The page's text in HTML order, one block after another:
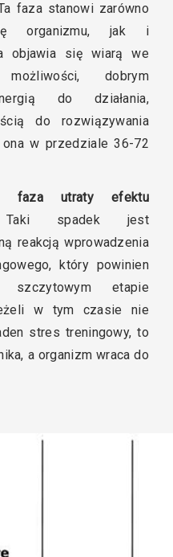
faza stanowi zarówno
organizmu, jak i
objawia się wiarą we
dobrym
do działania,
do rozwiązywania
w przedziale 36-72
faza utraty efektu
spadek jest
reakcją wprowadzenia
który powinien
etapie
w tym czasie nie
stres treningowy, to
a organizm wraca do